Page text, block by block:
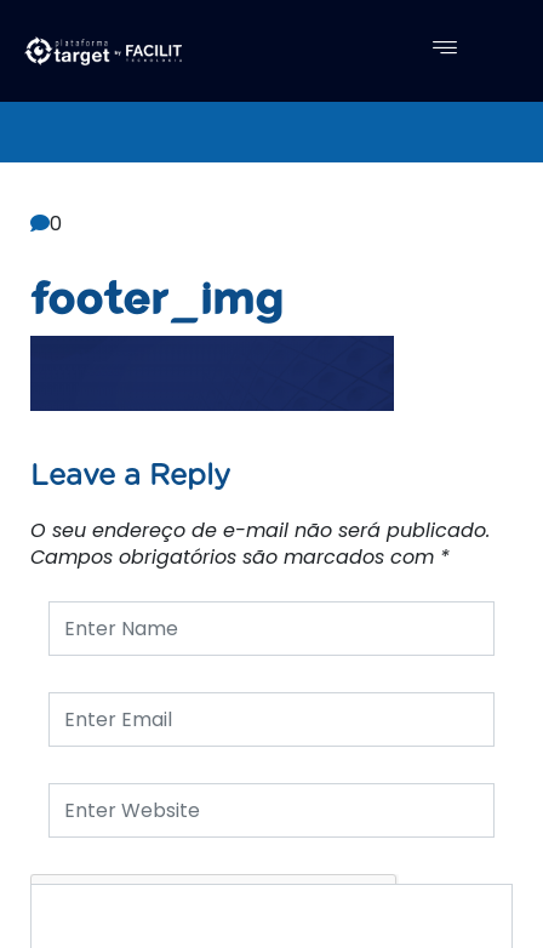
Facilit
0
footer_img
Leave a Reply
O seu endereço de e-mail não será publicado.
Campos obrigatórios são marcados com *